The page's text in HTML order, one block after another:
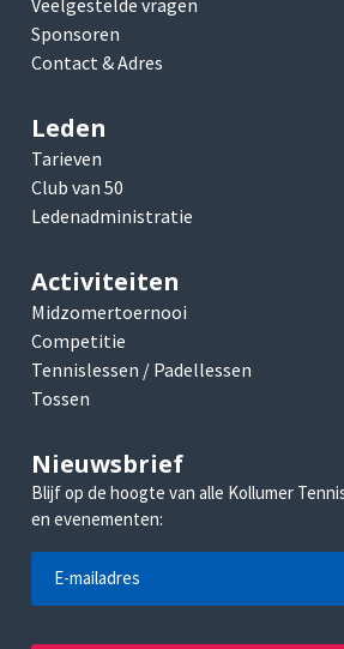
Sponsoren
Contact & Adres
Leden
Tarieven
Club van 50
Ledenadministratie
Activiteiten
Midzomertoernooi
Competitie
Tennislessen / Padellessen
Tossen
Nieuwsbrief
Blijf op de hoogte van alle Kollumer
en evenementen: